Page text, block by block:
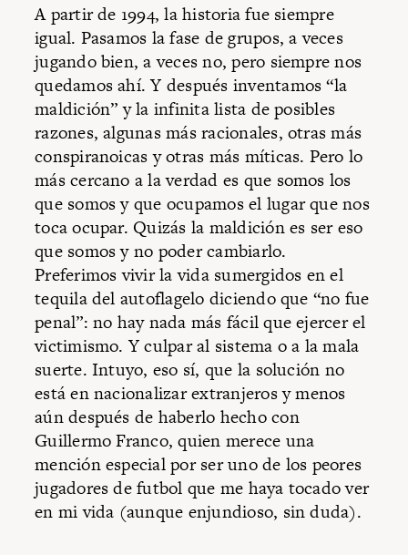
A partir de 1994, la historia fue siempre
igual. Pasamos la fase de grupos, a veces
jugando bien, a veces no, pero siempre nos
quedamos ahí. Y después inventamos “la
maldición” y la infinita lista de posibles
razones, algunas más racionales, otras más
conspiranoicas y otras más míticas. Pero lo
más cercano a la verdad es que somos los
que somos y que ocupamos el lugar que nos
toca ocupar. Quizás la maldición es ser eso
que somos y no poder cambiarlo.
Preferimos vivir la vida sumergidos en el
tequila del autoflagelo diciendo que “no fue
penal”: no hay nada más fácil que ejercer el
victimismo. Y culpar al sistema o a la mala
suerte. Intuyo, eso sí, que la solución no
está en nacionalizar extranjeros y menos
aún después de haberlo hecho con
Guillermo Franco, quien merece una
mención especial por ser uno de los peores
jugadores de futbol que me haya tocado ver
en mi vida (aunque enjundioso, sin duda).